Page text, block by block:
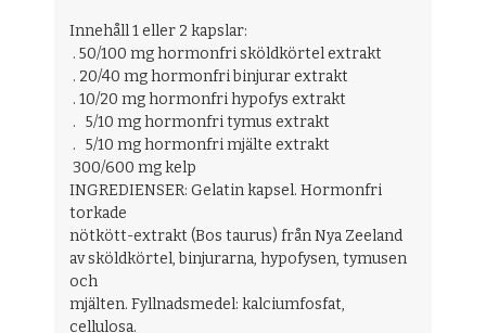
Innehåll 1 eller 2 kapslar:
. 50/100 mg hormonfri sköldkörtel extrakt
. 20/40 mg hormonfri binjurar extrakt
. 10/20 mg hormonfri hypofys extrakt
. 5/10 mg hormonfri tymus extrakt
. 5/10 mg hormonfri mjälte extrakt
300/600 mg kelp
INGREDIENSER: Gelatin kapsel. Hormonfri
torkade
nötkött-extrakt (Bos taurus) från Nya Zeeland
av sköldkörtel, binjurarna, hypofysen, tymusen
och
mjälten. Fyllnadsmedel: kalciumfosfat,
cellulosa.